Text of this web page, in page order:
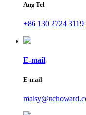
Ang Tel
+86 130 2724 3119
E-mail
E-mail